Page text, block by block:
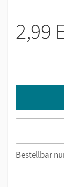
2,99
Bestellbar